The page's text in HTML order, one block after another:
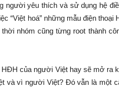
người yêu thích và sử dụng hệ
“Việt hoá” những mẫu điện
nhóm cũng từng root thành
của người Việt hay sẽ mở ra
và vì người Việt? Đó vẫn là một